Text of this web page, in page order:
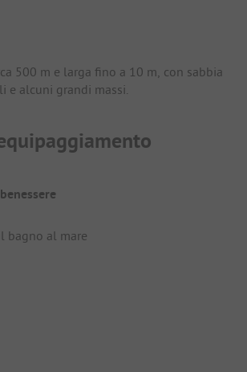
500 m e larga fino a 10 m, con sabbia
e alcuni grandi massi.
bagno al mare